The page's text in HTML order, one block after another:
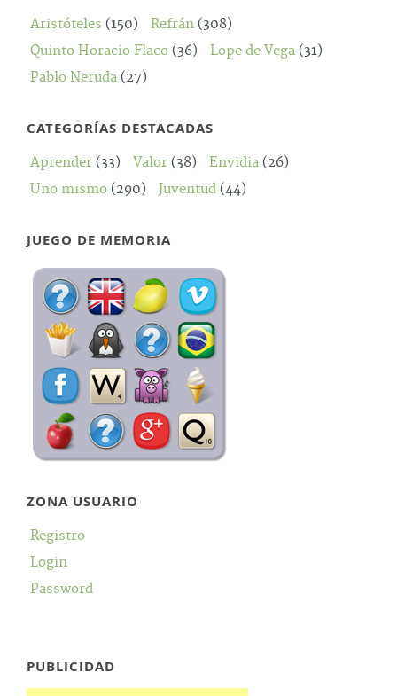
Aristóteles (150) Refrán (308)
Quinto Horacio Flaco (36) Lope de Vega (31)
Pablo Neruda (27)
CATEGORÍAS DESTACADAS
Aprender (33) Valor (38) Envidia (26)
Uno mismo (290) Juventud (44)
JUEGO DE MEMORIA
ZONA USUARIO
Registro
Login
Password
PUBLICIDAD